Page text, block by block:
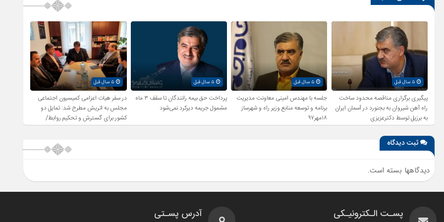
پیگیری برگزاری مناقصه محدود ساخت
راه آهن شیروان به بجنورد در آسمان ایران
به برزیل توسط دکترعزیزی
۵ سال قبل
جلسه با مهندس امینی معاونت مدیریت
برنامه و توسعه منابع وزیر راه و شهرساز
۱۸مهر۹۷
پرداخت حق بیمه رانندگان تا سقف ۳ ماه
مشمول جریمه دیرکرد نمی‌شود
در سفر هیات اعزامی کمیسیون اجتماعی
مجلس به اتریش مطرح شد: تمایل دو
کشور برای گسترش و تحکیم روابط/
بررسی راهکارهای اشتغال زایی و رفع
ثبت دیدگاه
دیدگاهها بسته است.
پسـت الـکترونیـکی آدرس پسـتی